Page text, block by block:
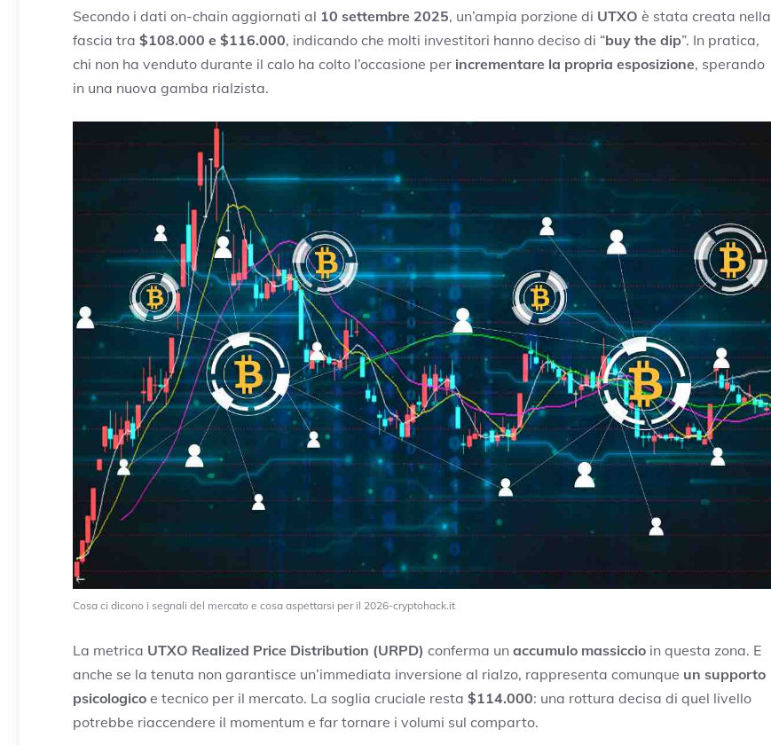
Secondo i dati on-chain aggiornati al 10 settembre 2025, un’ampia porzione di UTXO è stata creata nella
fascia tra $108.000 e $116.000, indicando che molti investitori hanno deciso di “buy the dip”. In pratica,
chi non ha venduto durante il calo ha colto l’occasione per incrementare la propria esposizione, sperando
in una nuova gamba rialzista.
Cosa ci dicono i segnali del mercato e cosa aspettarsi per il 2026-cryptohack.it
La metrica UTXO Realized Price Distribution (URPD) conferma un accumulo massiccio in questa zona. E
anche se la tenuta non garantisce un’immediata inversione al rialzo, rappresenta comunque un supporto
psicologico e tecnico per il mercato. La soglia cruciale resta $114.000: una rottura decisa di quel livello
potrebbe riaccendere il momentum e far tornare i volumi sul comparto.